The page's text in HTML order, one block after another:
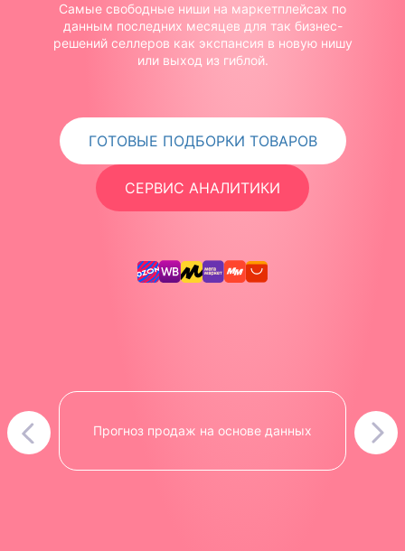
Самые свободные ниши на маркетплейсах по
данным последних месяцев для так бизнес-
решений селлеров как экспансия в новую нишу
или выход из гиблой.
ГОТОВЫЕ ПОДБОРКИ ТОВАРОВ
СЕРВИС АНАЛИТИКИ
Прогноз продаж на основе данных